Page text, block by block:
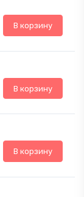
В корзину
В корзину
В корзину